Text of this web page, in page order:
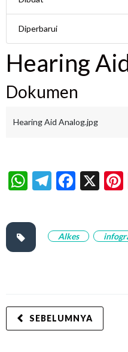
Diperbarui
Hearing
Dokumen
Hearing Aid Analog.jpg
WhatsApp
Telegram
X
Alkes
SEBELUMNYA